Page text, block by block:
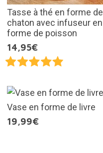
Tasse à thé en forme de
chaton avec infuseur en
forme de poisson
14,95€
Vase en forme de livre
19,99€